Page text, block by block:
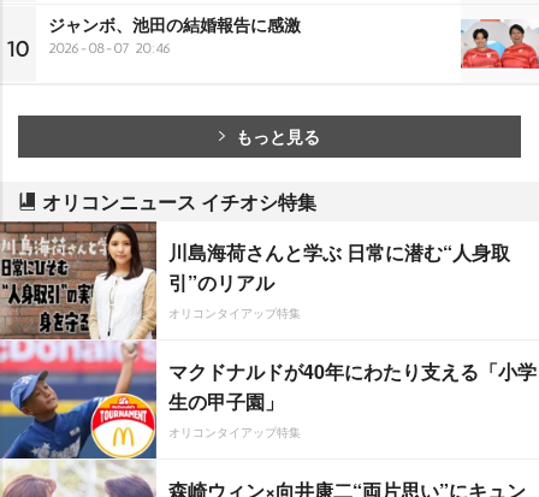
10
ジャンボ、池田の結婚報告に感激
2026-08-07 20:46
もっと見る
オリコンニュース イチオシ特集
川島海荷さんと学ぶ 日常に潜む“人身取
引”のリアル
オリコンタイアップ特集
マクドナルドが40年にわたり支える「小学
生の甲子園」
オリコンタイアップ特集
森崎ウィン×向井康二“両片思い”にキュン